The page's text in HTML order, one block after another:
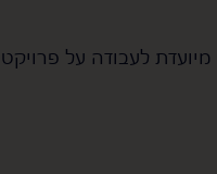
לעבודה על